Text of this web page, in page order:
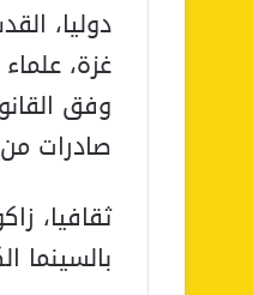
دوليا،
غزة،
وفق
صادرات
بالسينما